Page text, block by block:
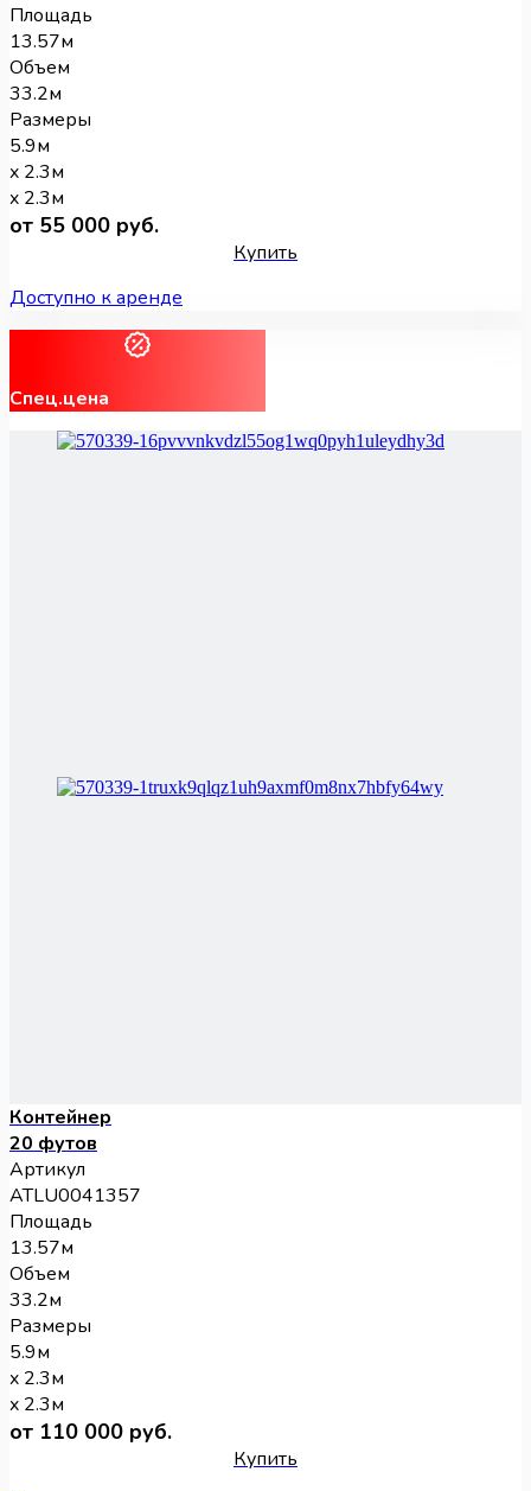
Площадь
13.57м
Объем
33.2м
Размеры
5.9м
x 2.3м
x 2.3м
от 55 000 руб.
Купить
Доступно к аренде
Спец.цена
Контейнер
20 футов
Артикул
ATLU0041357
Площадь
13.57м
Объем
33.2м
Размеры
5.9м
x 2.3м
x 2.3м
от 110 000 руб.
Купить